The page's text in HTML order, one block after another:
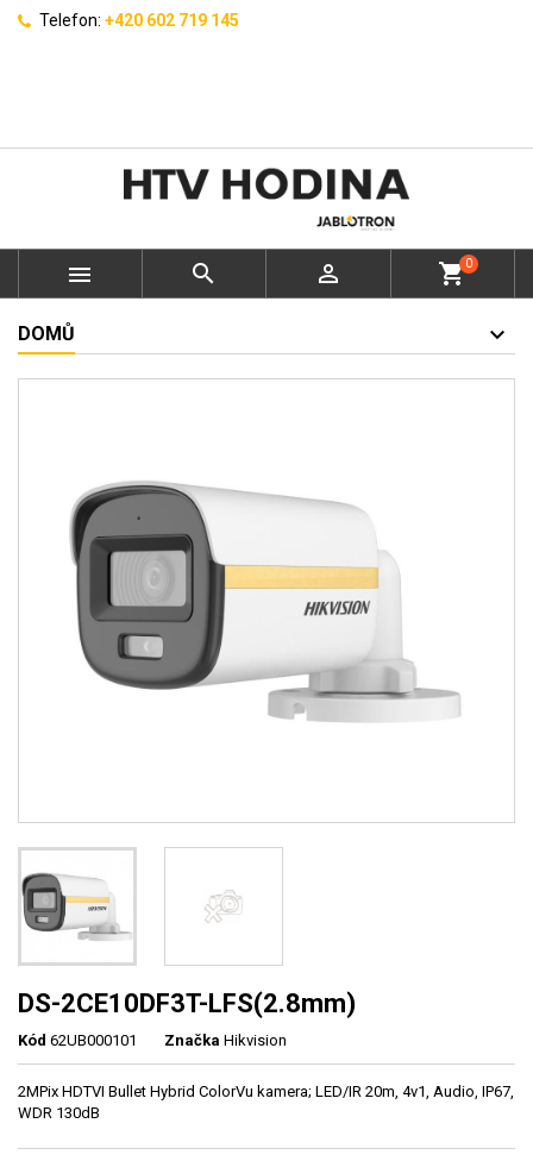
Telefon: +420 602 719 145
   shopping_cart0
DOMŮ
DS-2CE10DF3T-LFS(2.8mm)
Kód 62UB000101 Značka Hikvision
2MPix HDTVI Bullet Hybrid ColorVu kamera; LED/IR 20m, 4v1, Audio, IP67,
WDR 130dB